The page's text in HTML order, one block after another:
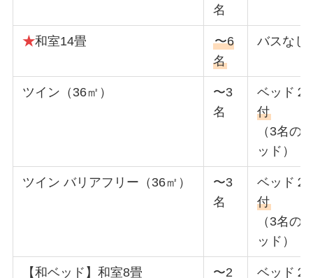
名
★和室14畳
〜6
名
バスなし
ツイン（36㎡）
〜3
名
ベッド２
付
（3名の
ッド）
ツイン バリアフリー（36㎡）
〜3
名
ベッド２
付
（3名の
ッド）
【和ベッド】和室8畳
〜2
ベッド２